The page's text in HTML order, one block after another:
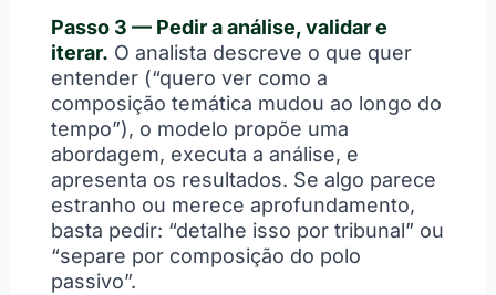
Passo 3 — Pedir a análise, validar e
iterar. O analista descreve o que quer
entender (“quero ver como a
composição temática mudou ao longo do
tempo”), o modelo propõe uma
abordagem, executa a análise, e
apresenta os resultados. Se algo parece
estranho ou merece aprofundamento,
basta pedir: “detalhe isso por tribunal” ou
“separe por composição do polo
passivo”.